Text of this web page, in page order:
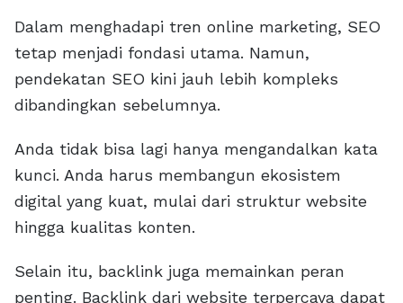
Dalam menghadapi tren online marketing, SEO
tetap menjadi fondasi utama. Namun,
pendekatan SEO kini jauh lebih kompleks
dibandingkan sebelumnya.
Anda tidak bisa lagi hanya mengandalkan kata
kunci. Anda harus membangun ekosistem
digital yang kuat, mulai dari struktur website
hingga kualitas konten.
Selain itu, backlink juga memainkan peran
penting. Backlink dari website terpercaya dapat